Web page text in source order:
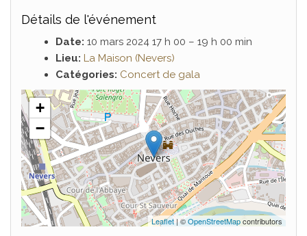
Détails de l'événement
Date: 10 mars 2024 17 h 00 – 19 h 00 min
Lieu: La Maison (Nevers)
Catégories: Concert de gala
+
−
Leaflet| ©OpenStreetMapcontributors